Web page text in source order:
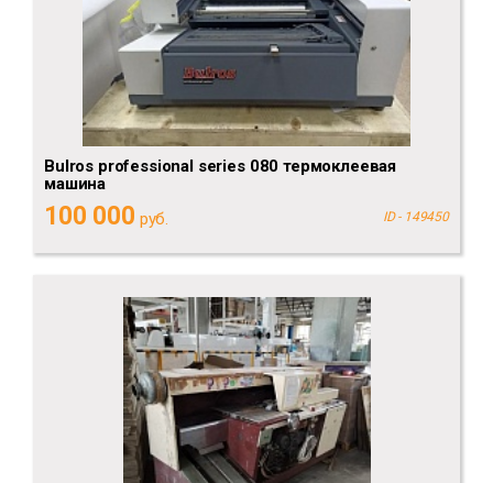
Bulros professional series 080 термоклеевая
машина
100 000 руб. ID - 149450